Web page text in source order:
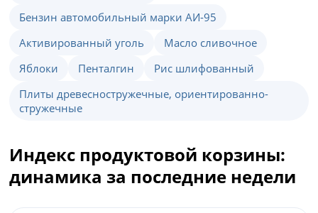
Бензин автомобильный марки АИ-95
Активированный уголь
Масло сливочное
Яблоки
Пенталгин
Рис шлифованный
Плиты древесностружечные, ориентированно-
стружечные
Индекс продуктовой корзины:
динамика за последние недели